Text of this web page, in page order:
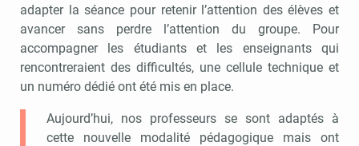
adapter la séance pour retenir l’attention des élèves et
avancer sans perdre l’attention du groupe. Pour
accompagner les étudiants et les enseignants qui
rencontreraient des difficultés, une cellule technique et
un numéro dédié ont été mis en place.
Aujourd’hui, nos professeurs se sont adaptés à
cette nouvelle modalité pédagogique mais ont